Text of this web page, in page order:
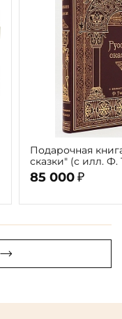
Подарочная
сказки" (с илл. Ф.
85 000 ₽